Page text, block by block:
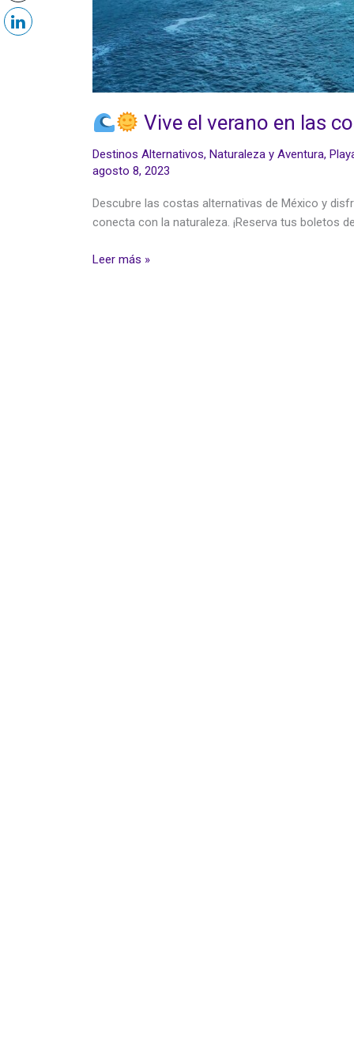
Vive el verano en las
Destinos Alternativos, Naturaleza y Aventura,
agosto 8, 2023
Descubre las costas alternativas de México y
conecta con la naturaleza. ¡Reserva tus boletos
Leer más »